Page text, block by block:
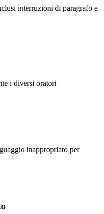
interruzioni di paragrafo e
i diversi oratori
inappropriato per